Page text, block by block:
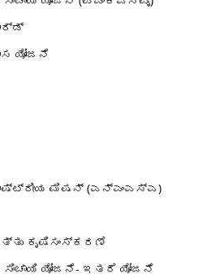
ಯೋಜನೆ
ಮಿಷನ್ (ಎನ್ಎಂಎಸ್ಎ)
ಕೃಷಿಸಂಸ್ಕರಣೆ
ಯೋಜನೆ- ಇತರೆ ಯೋಜನೆ